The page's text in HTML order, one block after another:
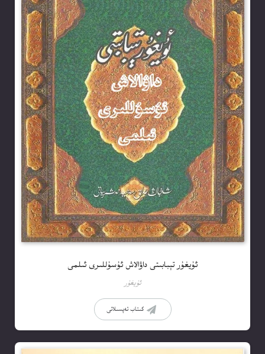
ئۇيغۇر تېبابىتى داۋالاش ئۇسۇللىرى ئىلمى
ئۇيغۇر
كىتاب تەپسىلاتى